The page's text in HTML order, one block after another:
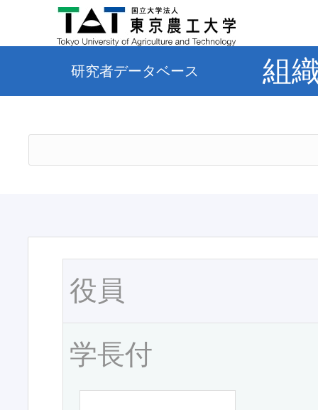
研究者データベース 組
役員
学長付